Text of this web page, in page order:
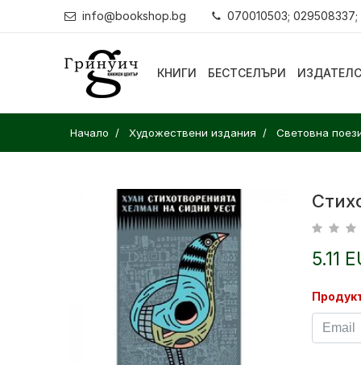
info@bookshop.bg 070010503; 029508337;
КНИГИ БЕСТСЕЛЪРИ
Начало Художествени издания Световна
5.11